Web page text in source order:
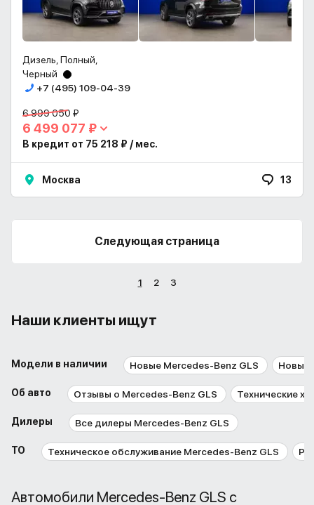
Дизель, Полный,
Черный
+7 (495) 109-04-39
6 999 050 ₽
6 499 077 ₽
В кредит от 75 218 ₽ / мес.
Москва 13
Следующая страница
1 2 3
Наши клиенты ищут
Модели в наличии Новые Mercedes-Benz GLS Новые
Об авто Отзывы о Mercedes-Benz GLS Технические
Дилеры Все дилеры Mercedes-Benz GLS
ТО Техническое обслуживание Mercedes-Benz GLS
Автомобили Mercedes-Benz GLS с